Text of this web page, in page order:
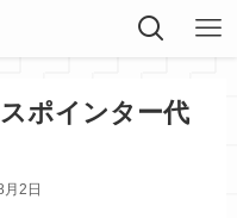
ポインター代
2日